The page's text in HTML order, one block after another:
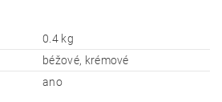
0.4 kg
béžové, krémové
ano